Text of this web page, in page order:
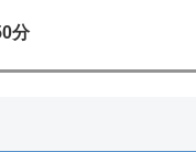
分